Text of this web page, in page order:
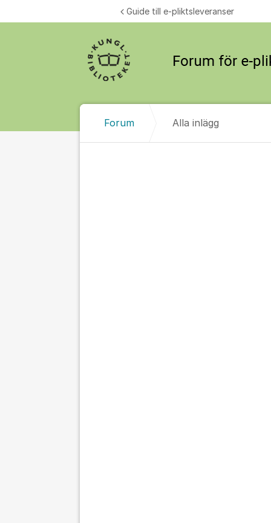
Guide till e-pliktsleveranser
Forum Alla inlägg